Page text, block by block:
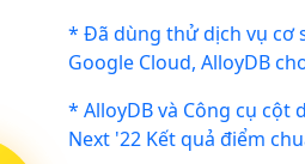
* Đã dùng thử dịch vụ cơ
Google Cloud, AlloyDB
* AlloyDB và Công cụ cột
Next '22 Kết quả điểm